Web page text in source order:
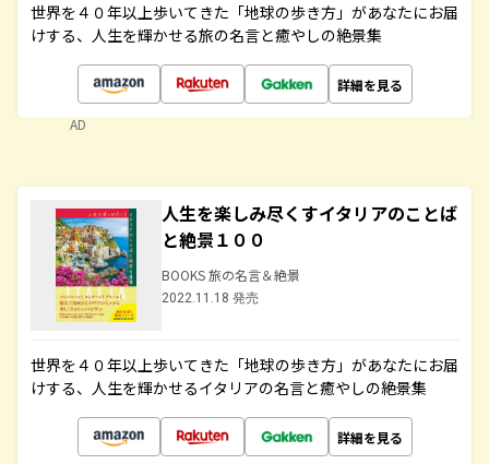
世界を４０年以上歩いてきた「地球の歩き方」があなたにお届
けする、人生を輝かせる旅の名言と癒やしの絶景集
詳細を見る
AD
人生を楽しみ尽くすイタリアのことば
と絶景１００
BOOKS 旅の名言＆絶景
2022.11.18 発売
世界を４０年以上歩いてきた「地球の歩き方」があなたにお届
けする、人生を輝かせるイタリアの名言と癒やしの絶景集
詳細を見る